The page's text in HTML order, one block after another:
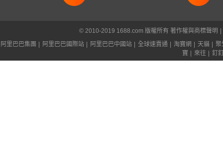
© 2010-2019 1688.com 版權所有 著作權與商標聲明
阿里巴巴集團
阿里巴巴國際站 阿里巴巴中國站 全球速賣通 淘寶網 天貓
聚
寶
來往 釘